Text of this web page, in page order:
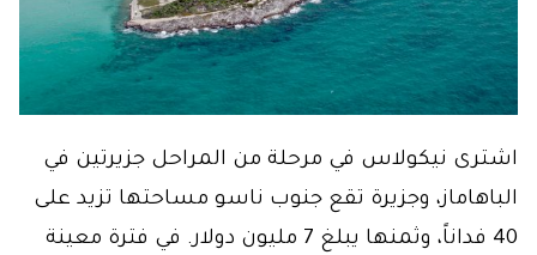
اشترى نيكولاس في مرحلة من المراحل جزيرتين في
الباهاماز، وجزيرة تقع جنوب ناسو مساحتها تزيد على
40 فداناً، وثمنها يبلغ 7 مليون دولار. في فترة معينة